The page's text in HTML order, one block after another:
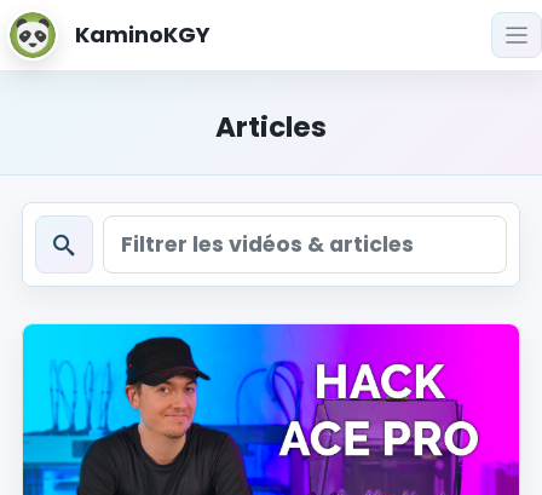
KaminoKGY
Articles